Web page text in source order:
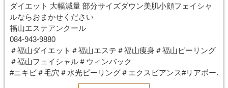
ダイエット 大幅減量 部分サイズダウン美肌小顔フェイシャ
ルならおまかせください
福山エステアンクール
084-943-9880
＃福山ダイエット＃福山エステ＃福山痩身＃福山ピーリング
＃福山フェイシャル＃ウィンバック
#ニキビ＃毛穴＃水光ピーリング＃エクスビアンス#リアボー